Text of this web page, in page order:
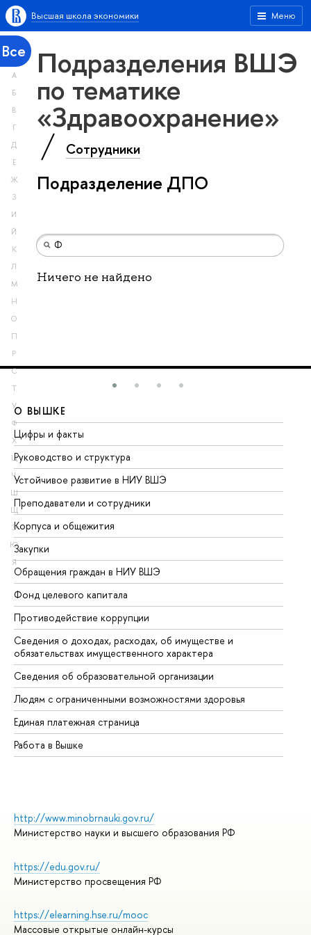
Меню
Высшая школа экономики
Все
А
Б
В
Г
Д
Е
Ж
З
И
Й
К
Л
М
Н
О
П
Р
С
Т
У
Ф
Х
Ц
Ч
Ш
Щ
Э
Ю
Я
Подразделения ВШЭ
по тематике
«Здравоохранение»
Сотрудники
Подразделение ДПО
Ничего не найдено
О ВЫШКЕ
Цифры и факты
Руководство и структура
Устойчивое развитие в НИУ ВШЭ
Преподаватели и сотрудники
Корпуса и общежития
Закупки
Обращения граждан в НИУ ВШЭ
Фонд целевого капитала
Противодействие коррупции
Сведения о доходах, расходах, об имуществе и
обязательствах имущественного характера
Сведения об образовательной организации
Людям с ограниченными возможностями здоровья
Единая платежная страница
Работа в Вышке
http://www.minobrnauki.gov.ru/
Министерство науки и высшего образования РФ
https://edu.gov.ru/
Министерство просвещения РФ
https://elearning.hse.ru/mooc
Массовые открытые онлайн-курсы